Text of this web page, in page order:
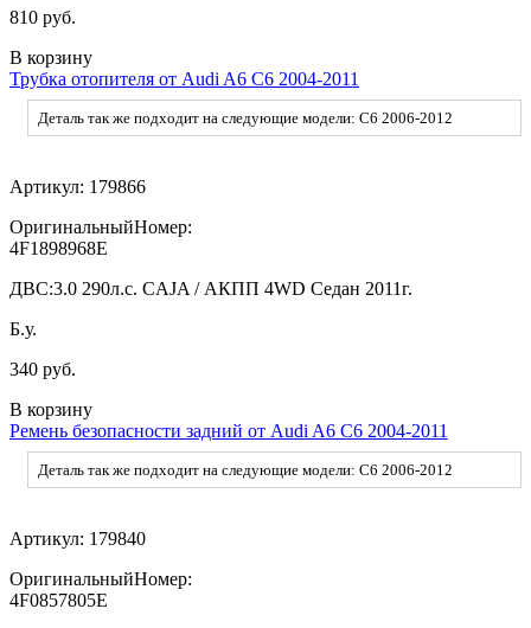
810 руб.
В корзину
Трубка отопителя от Audi A6 C6 2004-2011
Деталь так же подходит на следующие модели: C6 2006-2012
Артикул: 179866
ОригинальныйНомер:
4F1898968E
ДВС:3.0 290л.с. CAJA / АКПП 4WD Седан 2011г.
Б.у.
340 руб.
В корзину
Ремень безопасности задний от Audi A6 C6 2004-2011
Деталь так же подходит на следующие модели: C6 2006-2012
Артикул: 179840
ОригинальныйНомер:
4F0857805E